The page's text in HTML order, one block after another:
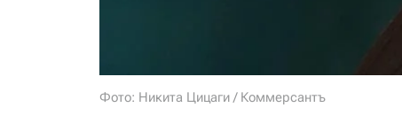
Фото: Никита Цицаги / Коммерсантъ